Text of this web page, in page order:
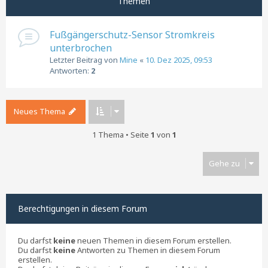
Fußgängerschutz-Sensor Stromkreis
unterbrochen
Letzter Beitrag von Mine « 10. Dez 2025, 09:53
Antworten: 2
Neues Thema
1 Thema • Seite 1 von 1
Gehe zu
Berechtigungen in diesem Forum
Du darfst keineneuen Themen in diesem Forum erstellen.
Du darfst keineAntworten zu Themen in diesem Forum
erstellen.